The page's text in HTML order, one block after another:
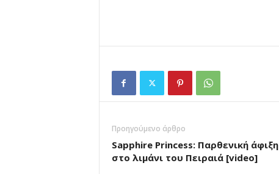
Προηγούμενο άρθρο
Sapphire Princess: Παρθενική άφιξη
στο λιμάνι του Πειραιά [video]